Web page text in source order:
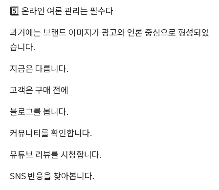
5️⃣ 온라인 여론 관리는 필수다
과거에는 브랜드 이미지가 광고와 언론 중심으로 형성되었
습니다.
지금은 다릅니다.
고객은 구매 전에
블로그를 봅니다.
커뮤니티를 확인합니다.
유튜브 리뷰를 시청합니다.
SNS 반응을 찾아봅니다.